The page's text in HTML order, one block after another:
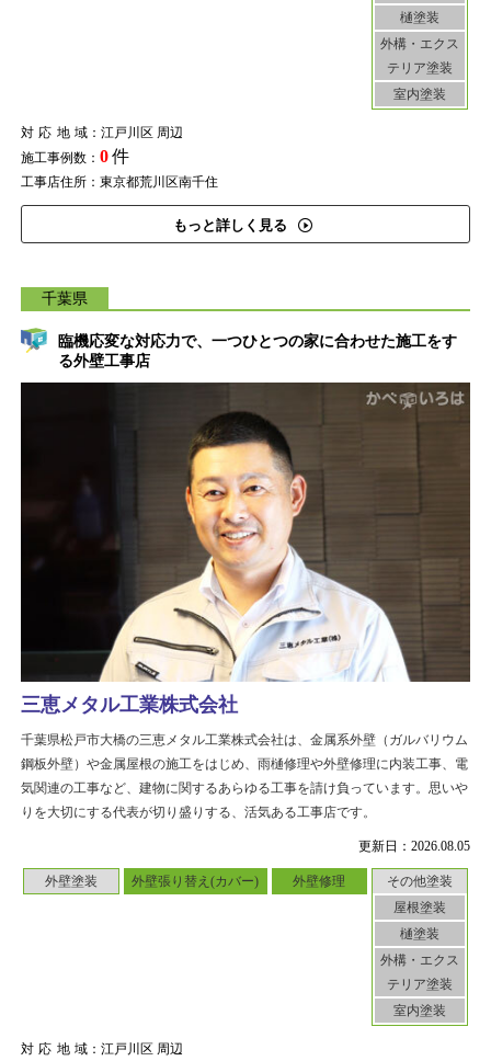
樋塗装
外構・エクス
テリア塗装
室内塗装
対応地域：江戸川区 周辺
施工事例数： 0件
工事店住所：東京都荒川区南千住
もっと詳しく見る
千葉県
臨機応変な対応力で、一つひとつの家に合わせた施工をす
る外壁工事店
更新日：2026.08.05
外壁塗装 外壁張り替え(カバー) 外壁修理
その他塗装
屋根塗装
樋塗装
外構・エクス
テリア塗装
室内塗装
対応地域：江戸川区 周辺
三恵メタル工業株式会社
千葉県松戸市大橋の三恵メタル工業株式会社は、金属系外壁（ガルバリウム
鋼板外壁）や金属屋根の施工をはじめ、雨樋修理や外壁修理に内装工事、電
気関連の工事など、建物に関するあらゆる工事を請け負っています。思いや
りを大切にする代表が切り盛りする、活気ある工事店です。